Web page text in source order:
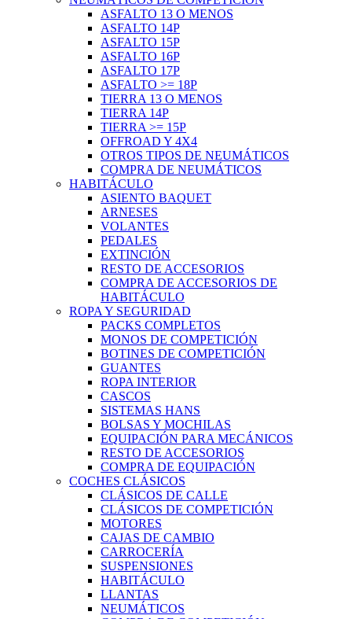
ASFALTO 13 O MENOS
ASFALTO 14P
ASFALTO 15P
ASFALTO 16P
ASFALTO 17P
ASFALTO >= 18P
TIERRA 13 O MENOS
TIERRA 14P
TIERRA >= 15P
OFFROAD Y 4X4
OTROS TIPOS DE NEUMÁTICOS
COMPRA DE NEUMÁTICOS
HABITÁCULO
ASIENTO BAQUET
ARNESES
VOLANTES
PEDALES
EXTINCIÓN
RESTO DE ACCESORIOS
COMPRA DE ACCESORIOS DE
HABITÁCULO
ROPA Y SEGURIDAD
PACKS COMPLETOS
MONOS DE COMPETICIÓN
BOTINES DE COMPETICIÓN
GUANTES
ROPA INTERIOR
CASCOS
SISTEMAS HANS
BOLSAS Y MOCHILAS
EQUIPACIÓN PARA MECÁNICOS
RESTO DE ACCESORIOS
COMPRA DE EQUIPACIÓN
COCHES CLÁSICOS
CLÁSICOS DE CALLE
CLÁSICOS DE COMPETICIÓN
MOTORES
CAJAS DE CAMBIO
CARROCERÍA
SUSPENSIONES
HABITÁCULO
LLANTAS
NEUMÁTICOS